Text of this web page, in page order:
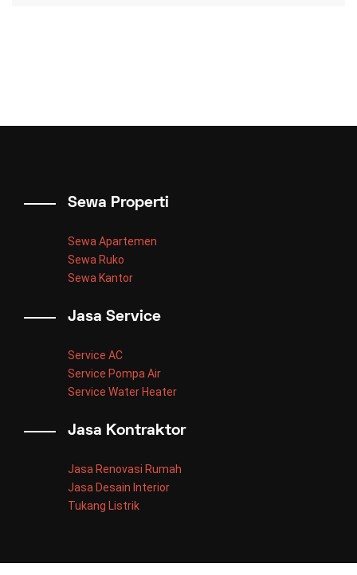
Sewa Properti
Sewa Apartemen
Sewa Ruko
Sewa Kantor
Jasa Service
Service AC
Service Pompa Air
Service Water Heater
Jasa Kontraktor
Jasa Renovasi Rumah
Jasa Desain Interior
Tukang Listrik